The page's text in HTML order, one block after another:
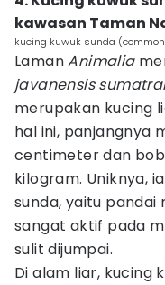
kawasan Taman
kucing kuwuk sunda
LamanAnimalia
javanensis
merupakan kucing
hal ini, panjangnya
centimeter dan
kilogram. Uniknya,
sunda, yaitu
sangat aktif pada
sulit dijumpai.
Di alam liar, kucing